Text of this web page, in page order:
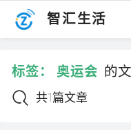
智汇生活
标签： 奥运会 的
共1篇文章